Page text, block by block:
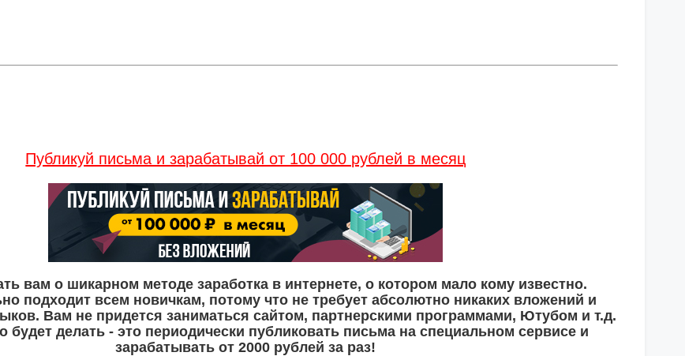
Публикуй письма и зарабатывай от 100 000 рублей в месяц
вам о шикарном методе заработка в интернете, о котором мало кому известно.
подходит всем новичкам, потому что не требует абсолютно никаких вложений и
Вам не придется заниматься сайтом, партнерскими программами, Ютубом и т.д.
будет делать - это периодически публиковать письма на специальном сервисе и
зарабатывать от 2000 рублей за раз!